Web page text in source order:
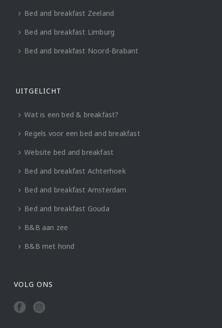
Bed and breakfast Zeeland
Bed and breakfast Limburg
Bed and breakfast Noord-Brabant
UITGELICHT
Wat is een bed & breakfast?
Regels voor een bed and breakfast
Website bed and breakfast
Bed and breakfast Achterhoek
Bed and breakfast Amsterdam
Bed and breakfast Gouda
B&B aan zee
B&B met hond
VOLG ONS